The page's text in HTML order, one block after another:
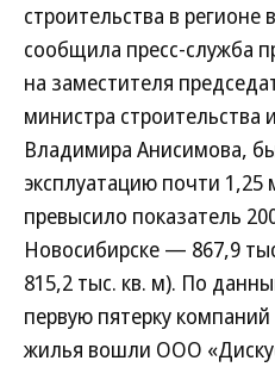
строительства в регионе
сообщила пресс-служба
на заместителя
министра строительства
Владимира Анисимова,
эксплуатацию почти
превысило показатель
Новосибирске — 867,9
815,2 тыс. кв. м). По
первую пятерку
жилья вошли ООО